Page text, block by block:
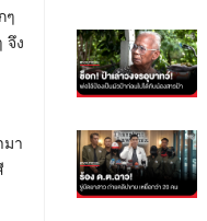
ๆ
จึง
มา